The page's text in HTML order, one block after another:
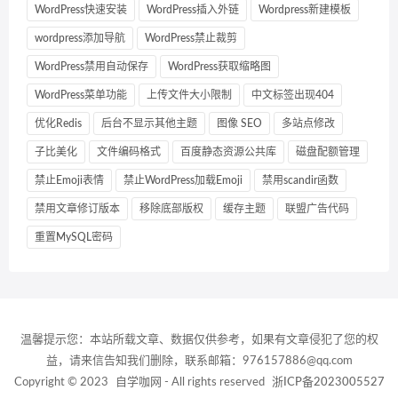
WordPress快速安装 WordPress插入外链 Wordpress新建模板
wordpress添加导航 WordPress禁止裁剪
WordPress禁用自动保存 WordPress获取缩略图
WordPress菜单功能 上传文件大小限制 中文标签出现404
优化Redis 后台不显示其他主题 图像 SEO 多站点修改
子比美化 文件编码格式 百度静态资源公共库 磁盘配额管理
禁止Emoji表情 禁止WordPress加载Emoji 禁用scandir函数
禁用文章修订版本 移除底部版权 缓存主题 联盟广告代码
重置MySQL密码
温馨提示您：本站所载文章、数据仅供参考，如果有文章侵犯了您的权
益，请来信告知我们删除，联系邮箱：976157886@qq.com
Copyright © 2023
自学咖网 - All rights reserved 浙ICP备2023005527